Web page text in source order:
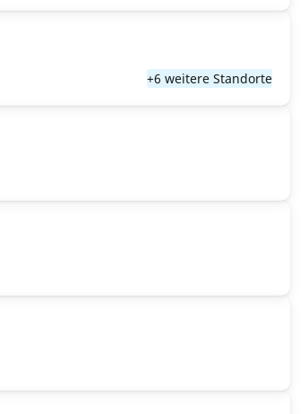
+6 weitere Standorte